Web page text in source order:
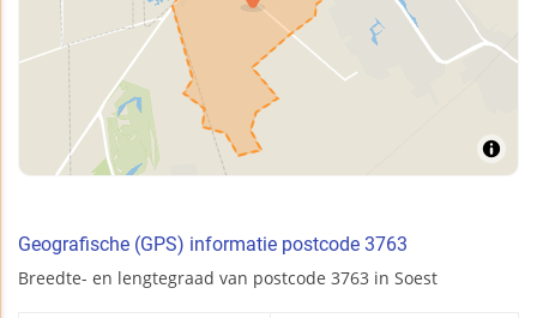
Geografische (GPS) informatie postcode 3763
Breedte- en lengtegraad van postcode 3763 in Soest